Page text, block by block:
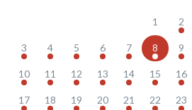
1 2
3 4 5 6 7 8 9
10 11 12 13 14 15 16
17 18 19 20 21 22 23